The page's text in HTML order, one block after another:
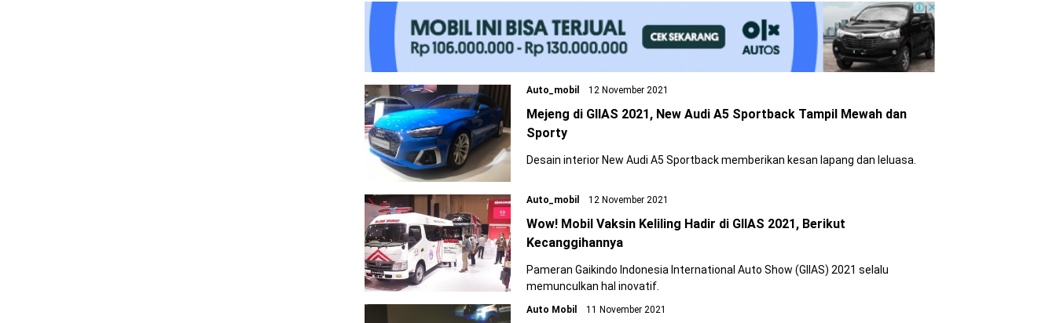
Auto_mobil 12 November 2021
Mejeng di GIIAS 2021, New Audi A5 Sportback Tampil Mewah dan
Sporty
Desain interior New Audi A5 Sportback memberikan kesan lapang dan leluasa.
Auto_mobil 12 November 2021
Wow! Mobil Vaksin Keliling Hadir di GIIAS 2021, Berikut
Kecanggihannya
Pameran Gaikindo Indonesia International Auto Show (GIIAS) 2021 selalu
memunculkan hal inovatif.
Auto Mobil 11 November 2021